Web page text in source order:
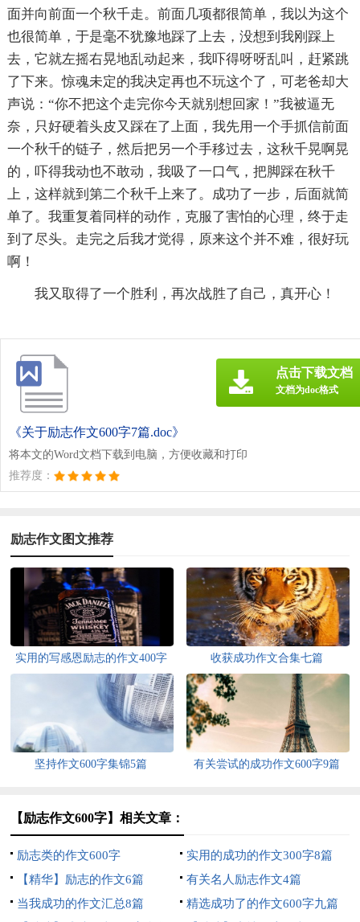
面并向前面一个秋千走。前面几项都很简单，我以为这个
也很简单，于是毫不犹豫地踩了上去，没想到我刚踩上
去，它就左摇右晃地乱动起来，我吓得呀呀乱叫，赶紧跳
了下来。惊魂未定的我决定再也不玩这个了，可老爸却大
声说：“你不把这个走完你今天就别想回家！”我被逼无
奈，只好硬着头皮又踩在了上面，我先用一个手抓信前面
一个秋千的链子，然后把另一个手移过去，这秋千晃啊晃
的，吓得我动也不敢动，我吸了一口气，把脚踩在秋千
上，这样就到第二个秋千上来了。成功了一步，后面就简
单了。我重复着同样的动作，克服了害怕的心理，终于走
到了尽头。走完之后我才觉得，原来这个并不难，很好玩
啊！
我又取得了一个胜利，再次战胜了自己，真开心！
《关于励志作文600字7篇.doc》
将本文的Word文档下载到电脑，方便收藏和打印
推荐度：
点击下载文档
文档为doc格式
励志作文图文推荐
实用的写感恩励志的作文400字
三篇
收获成功作文合集七篇
坚持作文600字集锦5篇 有关尝试的成功作文600字9篇
【励志作文600字】相关文章：
励志类的作文600字
实用的成功的作文300字8篇
【精华】励志的作文6篇
有关名人励志作文4篇
当我成功的作文汇总8篇
精选成功了的作文600字九篇